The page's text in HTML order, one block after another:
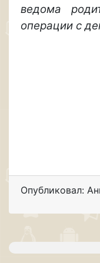
ведома
операции с
Опубликовал: